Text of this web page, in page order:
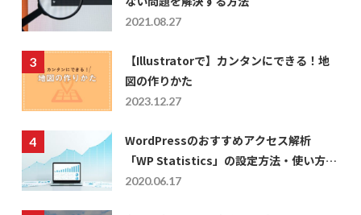
2021.08.27
【Illustratorで】カンタンにできる！地
図の作りかた
2023.12.27
WordPressのおすすめアクセス解析
「WP Statistics」の設定方法・使い方に
ついて
2020.06.17